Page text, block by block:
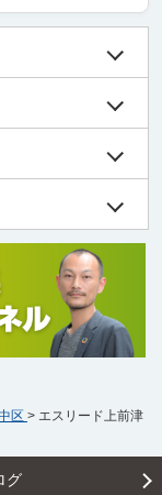
区 > エスリード上前津
グ